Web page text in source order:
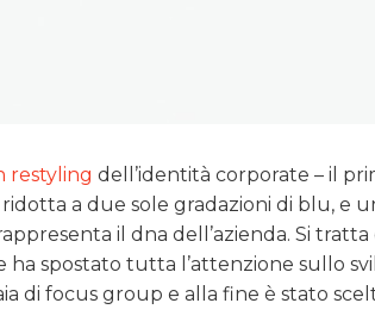
restyling dell’identità corporate – il
a due sole gradazioni di blu, e
il dna dell’azienda. Si
ha spostato tutta l’attenzione sullo
di focus group e alla fine è stato